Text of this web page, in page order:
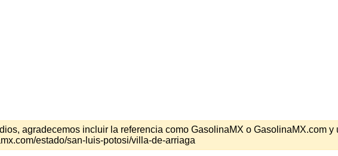
agradecemos incluir la referencia como GasolinaMX o GasolinaMX.com y
estado/san-luis-potosi/villa-de-arriaga